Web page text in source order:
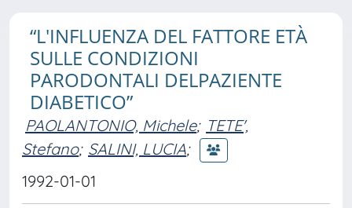
“L'INFLUENZA DEL FATTORE ETÀ
SULLE CONDIZIONI
PARODONTALI DELPAZIENTE
DIABETICO”
PAOLANTONIO, Michele; TETE',
Stefano; SALINI, LUCIA;
1992-01-01